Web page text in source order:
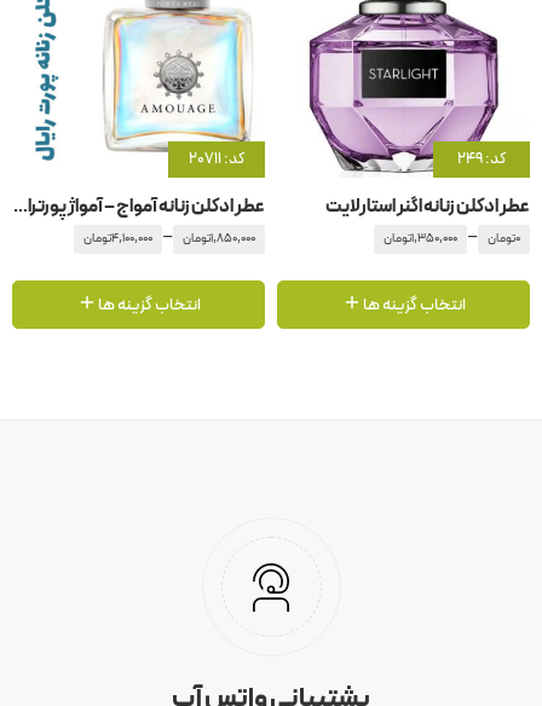
کد: 249
عطر ادکلن زنانه اگنر استارلایت
0تومان –
1,350,000تومان
انتخاب گزینه ها
کد: 20711
عطر ادکلن زنانه آمواج – آمواژ پورترایال زنانه
1,850,000تومان –
4,100,000تومان
انتخاب گزینه ها